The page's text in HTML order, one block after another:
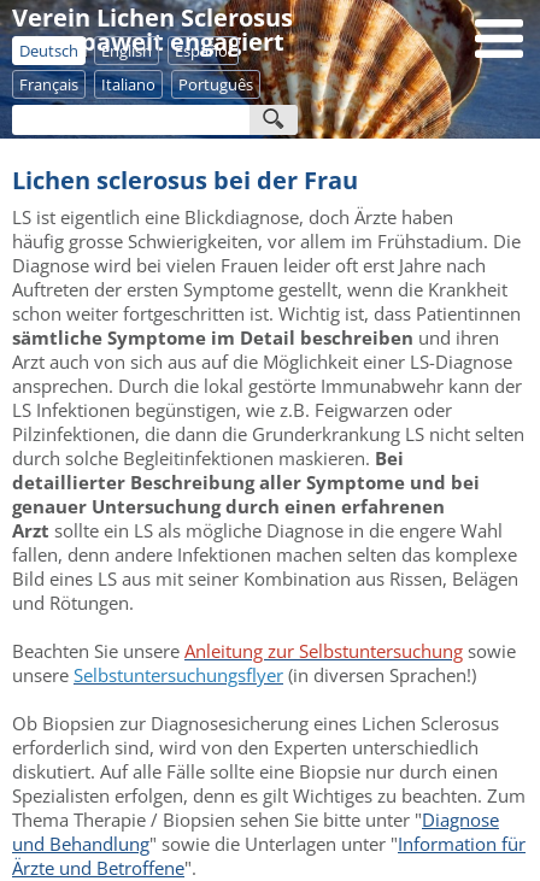
Verein Lichen Sclerosus
- europaweit engagiert
Deutsch English
Español
Français
Italiano Português
Lichen sclerosus bei der Frau
LS ist eigentlich eine Blickdiagnose, doch Ärzte haben
häufig grosse Schwierigkeiten, vor allem im Frühstadium. Die
Diagnose wird bei vielen Frauen leider oft erst Jahre nach
Auftreten der ersten Symptome gestellt, wenn die Krankheit
schon weiter fortgeschritten ist. Wichtig ist, dass Patientinnen
sämtliche Symptome im Detail beschreiben und ihren
Arzt auch von sich aus auf die Möglichkeit einer LS-Diagnose
ansprechen. Durch die lokal gestörte Immunabwehr kann der
LS Infektionen begünstigen, wie z.B. Feigwarzen oder
Pilzinfektionen, die dann die Grunderkrankung LS nicht selten
durch solche Begleitinfektionen maskieren. Bei
detaillierter Beschreibung aller Symptome und bei
genauer Untersuchung durch einen erfahrenen
Arzt sollte ein LS als mögliche Diagnose in die engere Wahl
fallen, denn andere Infektionen machen selten das komplexe
Bild eines LS aus mit seiner Kombination aus Rissen, Belägen
und Rötungen.
Beachten Sie unsere Anleitung zur Selbstuntersuchung sowie
unsere Selbstuntersuchungsflyer (in diversen Sprachen!)
Ob Biopsien zur Diagnosesicherung eines Lichen Sclerosus
erforderlich sind, wird von den Experten unterschiedlich
diskutiert. Auf alle Fälle sollte eine Biopsie nur durch einen
Spezialisten erfolgen, denn es gilt Wichtiges zu beachten. Zum
Thema Therapie / Biopsien sehen Sie bitte unter "Diagnose
und Behandlung" sowie die Unterlagen unter "Information für
Ärzte und Betroffene".